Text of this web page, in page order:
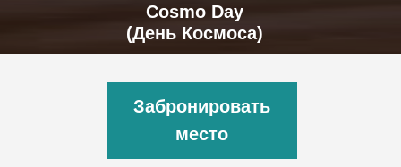
Cosmo Day
(День Космоса)
Забронировать
место
преподаватель английского
и китайского языков